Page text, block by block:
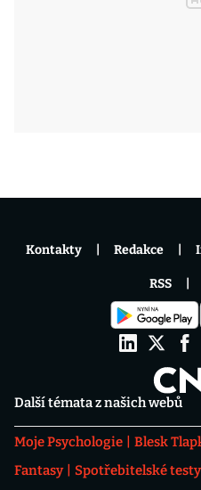
Další témata z našich webů
Moje Psychologie Blesk
Fantasy
Spotřebitelské testy
Kontakty Redakce
RSS